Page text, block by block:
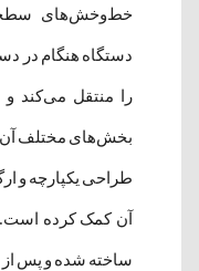
خط‌وخش‌های سطحی
دستگاه هنگام در
را منتقل می‌کند
بخش‌های مختلف
طراحی یکپارچه و
آن کمک کرده است.
ساخته شده و پس از